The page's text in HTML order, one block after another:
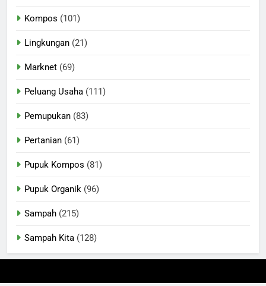
Kompos (101)
Lingkungan (21)
Marknet (69)
Peluang Usaha (111)
Pemupukan (83)
Pertanian (61)
Pupuk Kompos (81)
Pupuk Organik (96)
Sampah (215)
Sampah Kita (128)